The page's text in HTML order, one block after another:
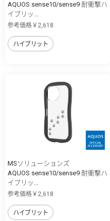
AQUOS sense10/sense9 耐衝撃ハ
イブリッ...
参考価格￥2,618
ハイブリット
MSソリューションズ
AQUOS sense10/sense9 耐衝撃ハ
イブリッ...
参考価格￥2,618
ハイブリット